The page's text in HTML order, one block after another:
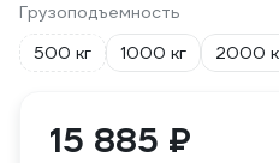
Грузоподъемность
500 кг
1000 кг 2000
15 885 ₽